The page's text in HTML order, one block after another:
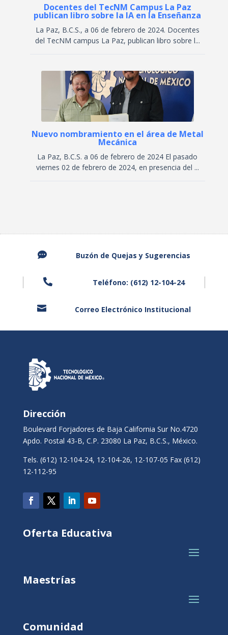
Docentes del TecNM Campus La Paz
publican libro sobre la IA en la Enseñanza
La Paz, B.C.S., a 06 de febrero de 2024. Docentes
del TecNM campus La Paz, publican libro sobre l...
Nuevo nombramiento en el área de Metal
Mecánica
La Paz, B.C.S. a 06 de febrero de 2024 El pasado
viernes 02 de febrero de 2024, en presencia del ...
 Buzón de Quejas y Sugerencias
 Teléfono: (612) 12-104-24
 Correo Electrónico Institucional
Dirección
Boulevard Forjadores de Baja California Sur No.4720
Apdo. Postal 43-B, C.P. 23080 La Paz, B.C.S., México.
Tels. (612) 12-104-24, 12-104-26, 12-107-05 Fax (612)
12-112-95
Oferta Educativa
Maestrías
Comunidad